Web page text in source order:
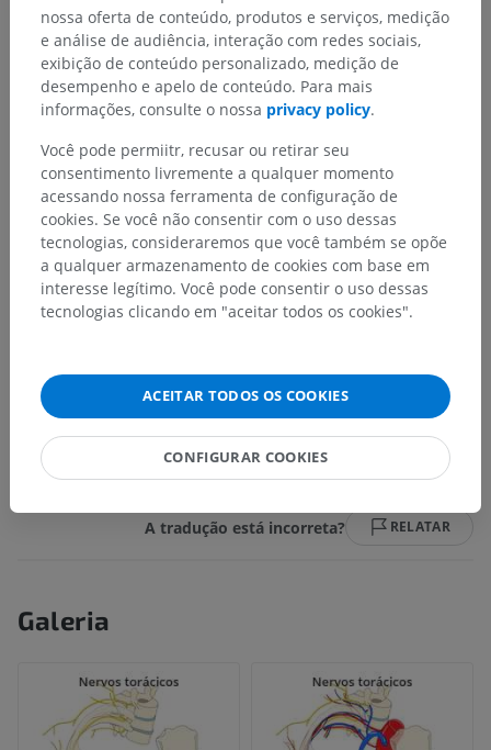
sensitiva a estruturas como as meninges, os discos
intervertebrais, os corpos vertebrais e o periósteo.
Conexões simpáticas
Osnervos torácicosconectam-se ao tronco simpático por
possibilitando a troca de fibras autonômicas. As fibras pré-
ganglionares transmitem impulsos ao tronco simpático,
enquanto as fibras pós-ganglionares regulam alvos
periféricos, como as glândulas sudoríparas e o tônus
vascular.
Significado clínico
nervo espinal torácico
que envolvem lesão ou irritação nervosa, como a neuralgia
intercostal ou a radiculopatia. Esses nervos também
desempenham um papel na manutenção da integridade da
parede torácica e abdominal, ressaltando sua importância na
respiração e no movimento.
A tradução está incorreta? RELATAR
Galeria
nossa oferta de conteúdo, produtos e serviços, medição
e análise de audiência, interação com redes sociais,
exibição de conteúdo personalizado, medição de
desempenho e apelo de conteúdo. Para mais
informações, consulte o nossa privacy policy.
Você pode permiitr, recusar ou retirar seu
consentimento livremente a qualquer momento
acessando nossa ferramenta de configuração de
cookies. Se você não consentir com o uso dessas
tecnologias, consideraremos que você também se opõe
a qualquer armazenamento de cookies com base em
interesse legítimo. Você pode consentir o uso dessas
tecnologias clicando em "aceitar todos os cookies".
ACEITAR TODOS OS COOKIES
CONFIGURAR COOKIES